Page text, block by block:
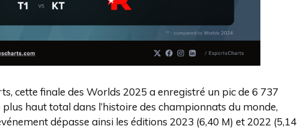
cette finale des Worlds 2025 a enregistré un pic de 6 737
haut total dans l’histoire des championnats du monde,
dépasse ainsi les éditions 2023 (6,40 M) et 2022 (5,14